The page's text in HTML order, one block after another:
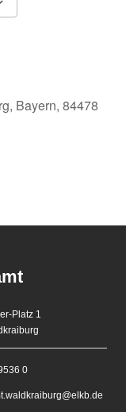
Bayern, 84478
Platz 1
0